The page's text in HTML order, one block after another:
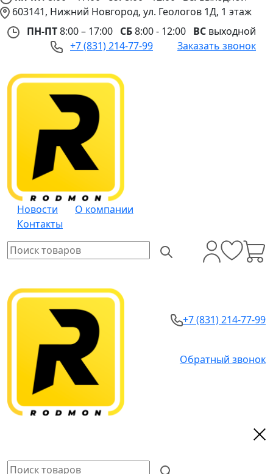
603141, Нижний Новгород, ул. Геологов 1Д, 1 этаж
ПН-ПТ8:00 – 17:00 СБ8:00 - 12:00 ВС выходной
+7 (831) 214-77-99
Заказать звонок
Новости
О компании
Контакты
+7 (831) 214-77-99
Обратный звонок